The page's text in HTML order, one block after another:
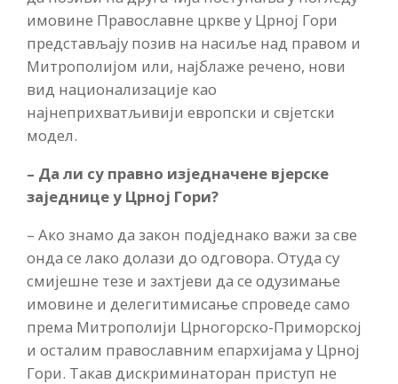
имовине Православне цркве у Црној Гори
представљају позив на насиље над правом и
Митрополијом или, најблаже речено, нови
вид национализације као
најнеприхватљивији европски и свјетски
модел.
– Да ли су правно изједначене вјерске
заједнице у Црној Гори?
– Ако знамо да закон подједнако важи за све
онда се лако долази до одговора. Отуда су
смијешне тезе и захтјеви да се одузимање
имовине и делегитимисање спроведе само
према Митрополији Црногорско-Приморској
и осталим православним епархијама у Црној
Гори. Такав дискриминаторан приступ не